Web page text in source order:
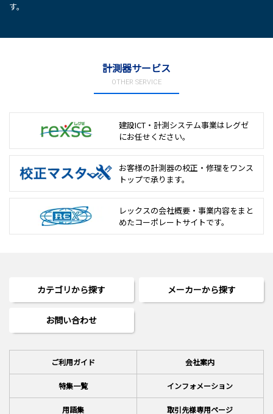
す。
計測器サービス
OTHER SERVICE
建設ICT・計測システム事業は レグゼ
にお任せください。
お客様の計測器の校正・修理をワンス
トップで承ります。
レックスの会社概要・事業内容をまと
めたコーポレートサイトです。
カテゴリから探す メーカーから探す
お問い合わせ
ご利用ガイド 会社案内
特集一覧 インフォメーション
用語集 取引先様専用ページ